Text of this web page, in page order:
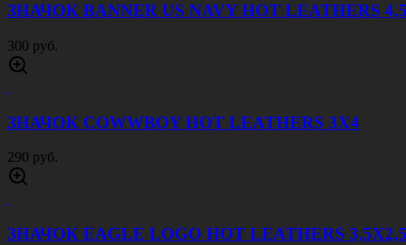
ЗНАЧОК BANNER US NAVY HOT LEATHERS
300 руб.
ЗНАЧОК COWWBOY HOT LEATHERS 3Х4
290 руб.
ЗНАЧОК EAGLE LOGO HOT LEATHERS 3,5Х2,5